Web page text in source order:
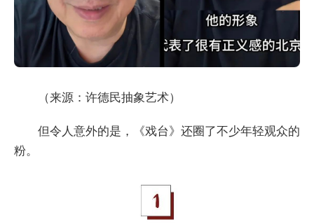
（来源：许德民抽象艺术）
但令人意外的是，《戏台》还圈了不少年轻观众的
粉。